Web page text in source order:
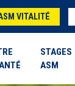
VITALITÉ
STAGES
ASM